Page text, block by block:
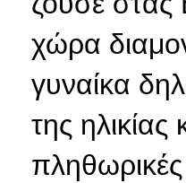
χώρα
γυναίκα
της ηλικίας